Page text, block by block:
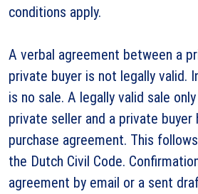
conditions apply.
A verbal agreement between a
private buyer is not legally valid.
is no sale. A legally valid sale
private seller and a private buyer
purchase agreement. This
the Dutch Civil Code.
agreement by email or a sent